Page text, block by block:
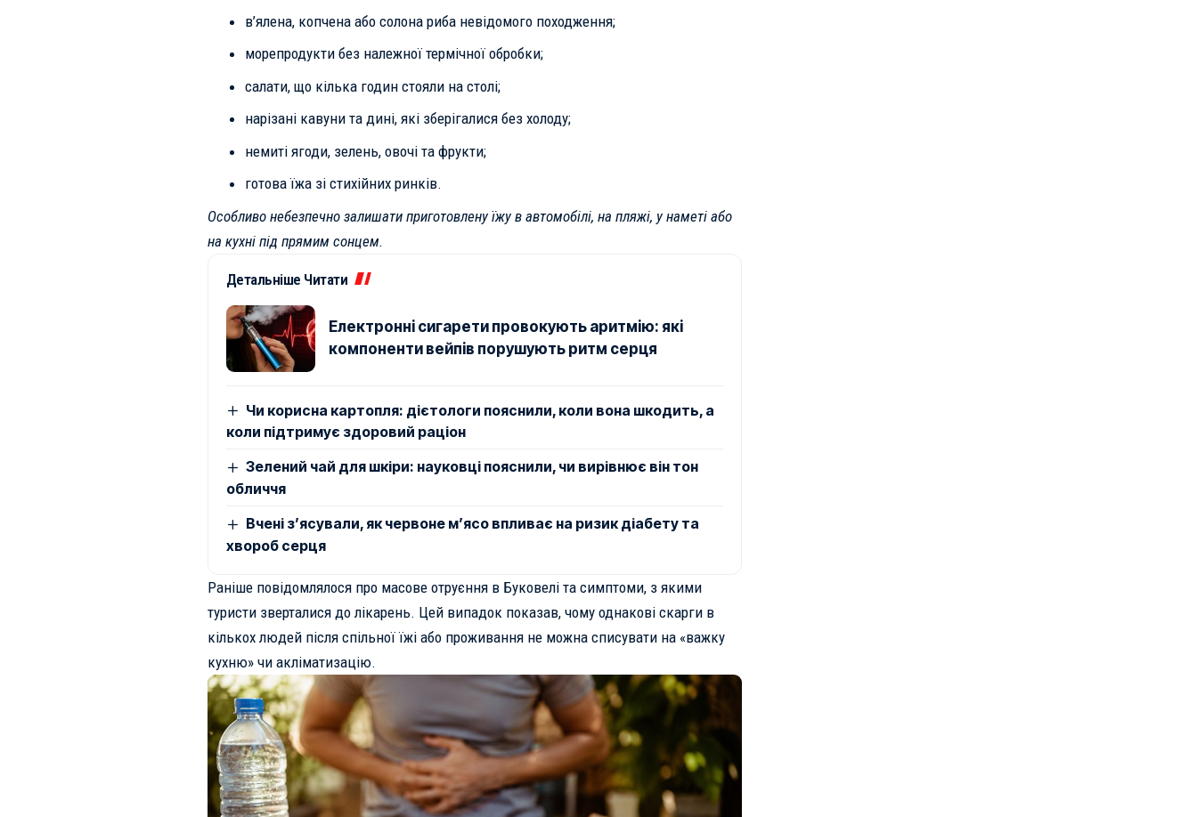
в’ялена, копчена або солона риба невідомого походження;
морепродукти без належної термічної обробки;
салати, що кілька годин стояли на столі;
нарізані кавуни та дині, які зберігалися без холоду;
немиті ягоди, зелень, овочі та фрукти;
готова їжа зі стихійних ринків.
Особливо небезпечно залишати приготовлену їжу в автомобілі, на пляжі, у наметі або
на кухні під прямим сонцем.
Детальніше Читати
Електронні сигарети провокують аритмію: які
компоненти вейпів порушують ритм серця
Чи корисна картопля: дієтологи пояснили, коли вона шкодить, а
коли підтримує здоровий раціон
Зелений чай для шкіри: науковці пояснили, чи вирівнює він тон
обличчя
Вчені з’ясували, як червоне м’ясо впливає на ризик діабету та
хвороб серця
Раніше повідомлялося про масове отруєння в Буковелі та симптоми, з якими
туристи зверталися до лікарень. Цей випадок показав, чому однакові скарги в
кількох людей після спільної їжі або проживання не можна списувати на «важку
кухню» чи акліматизацію.